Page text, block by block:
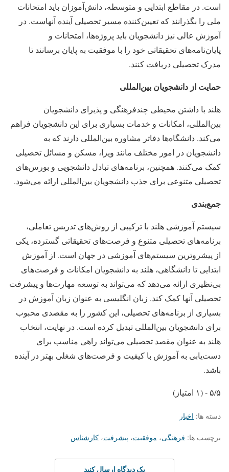
است. در مقاطع ابتدایی و متوسطه، دانش‌آموزان باید امتحانات
ملی را بگذرانند که تعیین‌کننده مسیر تحصیلی آینده آنهاست. در
آموزش عالی نیز دانشجویان باید پروژه‌ها، امتحانات و
پایان‌نامه‌های تحقیقاتی خود را با موفقیت به پایان برسانند تا
مدرک تحصیلی دریافت کنند.
حمایت از دانشجویان بین‌المللی
هلند با داشتن محیطی چندفرهنگی و پذیرای دانشجویان
بین‌المللی، امکانات و خدمات بسیاری برای این دانشجویان فراهم
می‌کند. دانشگاه‌ها دفاتر مشاوره بین‌المللی دارند که به
دانشجویان در امور مختلف مانند ویزا، مسکن و مسائل تحصیلی
کمک می‌کنند. همچنین، برنامه‌های تبادل دانشجویی و بورس‌های
تحصیلی متنوعی برای جذب دانشجویان بین‌المللی ارائه می‌شود.
جمع‌بندی
سیستم آموزشی هلند با ترکیبی از روش‌های تدریس تعاملی،
برنامه‌های تحصیلی متنوع و فرصت‌های تحقیقاتی گسترده، یکی
از پیشروترین سیستم‌های آموزشی در جهان است. از آموزش
ابتدایی تا دانشگاهی، هلند به دانشجویان امکانات و فرصت‌های
بی‌نظیری ارائه می‌دهد که می‌تواند به توسعه مهارت‌ها و پیشرفت
تحصیلی آنها کمک کند. زبان انگلیسی به عنوان زبان آموزش در
بسیاری از برنامه‌های تحصیلی، این کشور را به مقصدی محبوب
برای دانشجویان بین‌المللی تبدیل کرده است. در نهایت، انتخاب
هلند به عنوان مقصد تحصیلی می‌تواند راهی مناسب برای
دست‌یابی به آموزش با کیفیت و فرصت‌های شغلی بهتر در آینده
باشد.
۵/۵ - (۱ امتیاز)
دسته ها: اخبار
برچسب ها: فرهنگی، موفقیت، پیشرفت، کارشناس
یک دیدگاه ارسال کنید